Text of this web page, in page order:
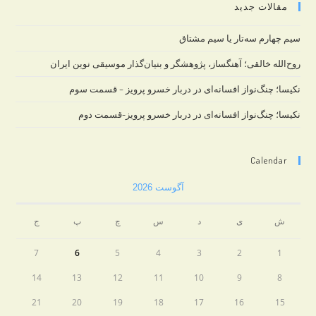
مقالات جدید
سیم چهارم سه‌تار یا سیم مشتاق
روح‌الله خالقی؛ آهنگساز، پژوهشگر و بنیان‌گذار موسیقی نوین ایران
نکیسا؛ چنگ‌نواز افسانه‌ای در دربار خسرو پرویز – قسمت سوم
نکیسا؛ چنگ‌نواز افسانه‌ای در دربار خسرو پرویز-قسمت دوم
Calendar
آگوست 2026
ش ی د س چ پ ج
1
2
3
4
5
6
7
8
9
10
11
12
13
14
15
16
17
18
19
20
21